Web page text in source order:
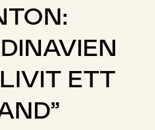
ETT